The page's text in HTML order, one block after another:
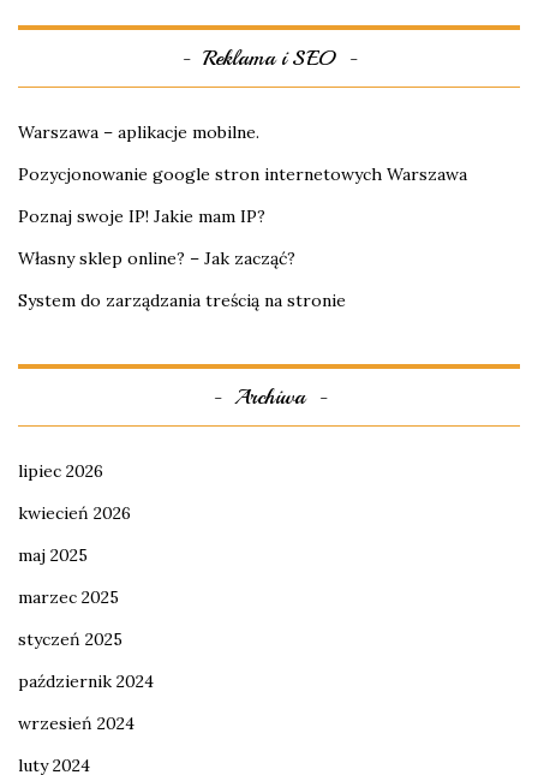
Reklama i SEO
Warszawa – aplikacje mobilne.
Pozycjonowanie google stron internetowych Warszawa
Poznaj swoje IP! Jakie mam IP?
Własny sklep online? – Jak zacząć?
System do zarządzania treścią na stronie
Archiwa
lipiec 2026
kwiecień 2026
maj 2025
marzec 2025
styczeń 2025
październik 2024
wrzesień 2024
luty 2024